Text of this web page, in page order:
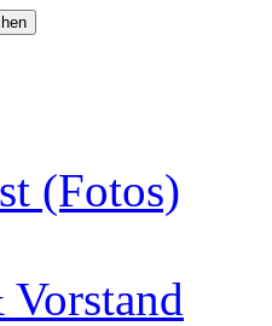
(Fotos)